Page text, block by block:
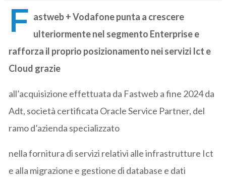
F astweb + Vodafone punta a crescere
ulteriormente nel segmento Enterprise e
rafforza il proprio posizionamento nei servizi Ict e
Cloud grazie
all’acquisizione effettuata da Fastweb a fine 2024 da
Adt, società certificata Oracle Service Partner, del
ramo d’azienda specializzato
nella fornitura di servizi relativi alle infrastrutture Ict
e alla migrazione e gestione di database e dati